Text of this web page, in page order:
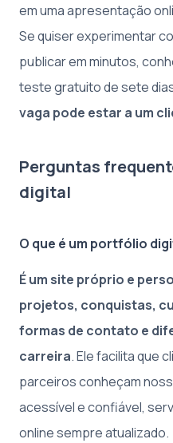
em uma apresentação
Se quiser experimentar
publicar em minutos,
teste gratuito de sete
vaga pode estar a um
Perguntas
digital
O que é um portfólio
É um site próprio e
projetos, conquistas,
formas de contato e
carreira. Ele facilita que
parceiros conheçam
acessível e confiável,
online sempre atualizado.